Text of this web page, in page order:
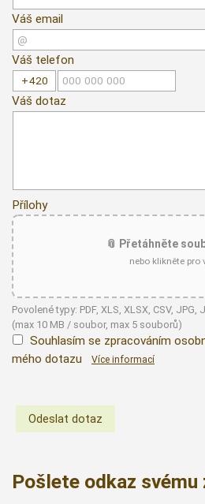
Váš email
Váš telefon
Váš dotaz
Přílohy
📎 Přetáhněte
nebo klikněte pro
Povolené typy: PDF, XLS, XLSX, CSV, JPG,
(max 10 MB / soubor, max 5 souborů)
Souhlasím se zpracováním
mého dotazu
Více informací
Pošlete odkaz svému